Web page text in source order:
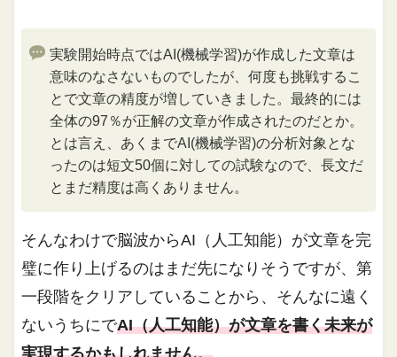
実験開始時点ではAI(機械学習)が作成した文章は
意味のなさないものでしたが、何度も挑戦するこ
とで文章の精度が増していきました。最終的には
全体の97％が正解の文章が作成されたのだとか。
とは言え、あくまでAI(機械学習)の分析対象とな
ったのは短文50個に対しての試験なので、長文だ
とまだ精度は高くありません。
そんなわけで脳波からAI（人工知能）が文章を完
璧に作り上げるのはまだ先になりそうですが、第
一段階をクリアしていることから、そんなに遠く
ないうちにでAI（人工知能）が文章を書く未来が
実現するかもしれません。